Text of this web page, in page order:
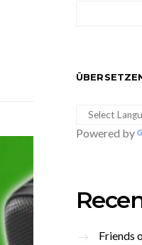
Powered by
Friends